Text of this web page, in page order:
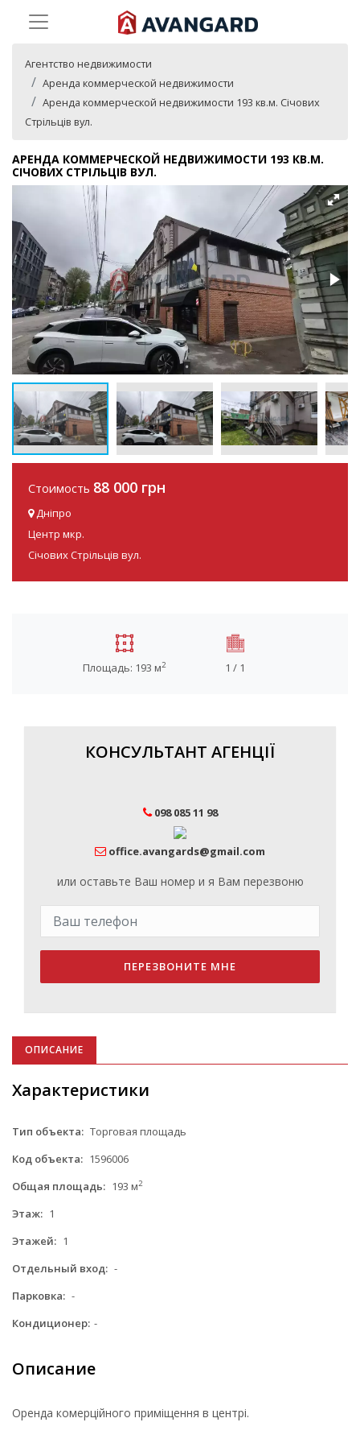
Агентство недвижимости
Аренда коммерческой недвижимости
Аренда коммерческой недвижимости 193 кв.м. Січових
Стрільців вул.
АРЕНДА КОММЕРЧЕСКОЙ НЕДВИЖИМОСТИ 193 КВ.М.
СІЧОВИХ СТРІЛЬЦІВ ВУЛ.
Стоимость 88 000 грн
Дніпро
Центр мкр.
Січових Стрільців вул.
Площадь: 193 м2 1 / 1
КОНСУЛЬТАНТ АГЕНЦІЇ
098 085 11 98
office.avangards@gmail.com
или оставьте Ваш номер и я Вам перезвоню
ПЕРЕЗВОНИТЕ МНЕ
ОПИСАНИЕ
Характеристики
Тип объекта: Торговая площадь
Код объекта: 1596006
Общая площадь: 193 м2
Этаж: 1
Этажей: 1
Отдельный вход: -
Парковка: -
Кондиционер: -
Описание
Оренда комерційного приміщення в центрі.